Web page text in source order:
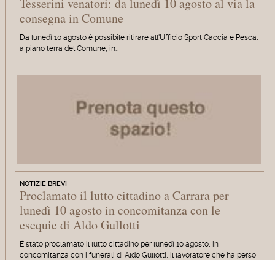
Tesserini venatori: da lunedì 10 agosto al via la
consegna in Comune
Da lunedì 10 agosto è possibile ritirare all'Ufficio Sport Caccia e Pesca,
a piano terra del Comune, in…
NOTIZIE BREVI
Proclamato il lutto cittadino a Carrara per
lunedì 10 agosto in concomitanza con le
esequie di Aldo Gullotti
È stato proclamato il lutto cittadino per lunedì 10 agosto, in
concomitanza con i funerali di Aldo Gullotti, il lavoratore che ha perso